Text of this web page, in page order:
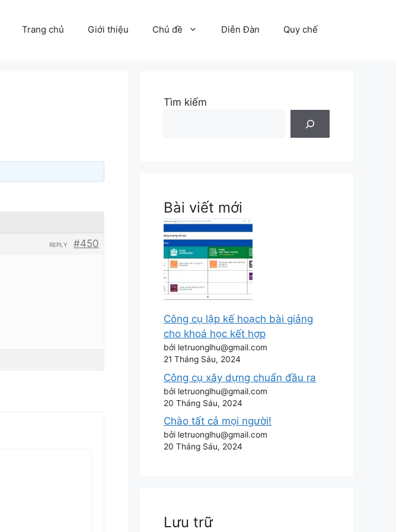
Trang chủ Giới thiệu Chủ đề Diễn Đàn Quy chế
#450
REPLY
Tìm kiếm
Bài viết mới
Công cụ lập kế hoạch bài giảng
cho khoá học kết hợp
bởi letruonglhu@gmail.com
21 Tháng Sáu, 2024
Công cụ xây dựng chuẩn đầu ra
bởi letruonglhu@gmail.com
20 Tháng Sáu, 2024
Chào tất cả mọi người!
bởi letruonglhu@gmail.com
20 Tháng Sáu, 2024
Lưu trữ